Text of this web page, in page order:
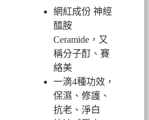
網紅成份 神經
醯胺
Ceramide，又
稱分子酊、賽
絡美
一滴4種功效，
保濕、修護、
抗老、淨白